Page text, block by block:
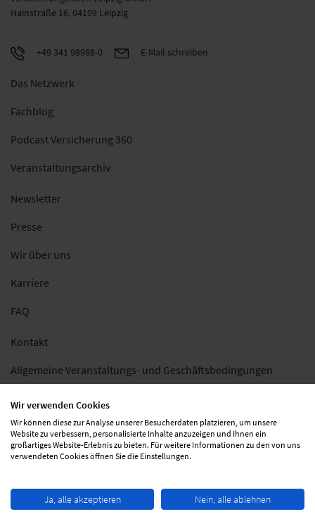
Hainstraße 16, 04109 Leipzig
+49 341 98988-0 E-Mail schreiben
Das Netzwerk
Fachblog
Podcast Versicherung 360
Veranstaltungsarchiv
Newsletter
Presse
Wir über uns
Karriere
FAQ
Kontakt
Allgemeine Veranstaltungs- und Geschäftsbedingungen
Datenschutz
Folgen Sie uns
Wir verwenden Cookies
Wir können diese zur Analyse unserer Besucherdaten platzieren, um unsere
Website zu verbessern, personalisierte Inhalte anzuzeigen und Ihnen ein
großartiges Website-Erlebnis zu bieten. Für weitere Informationen zu den von uns
verwendeten Cookies öffnen Sie die Einstellungen.
Ja, alle akzeptieren Nein, alle ablehnen